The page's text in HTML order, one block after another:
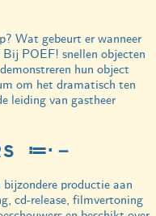
Wat gebeurt er wanneer
POEF! snellen objecten
hun object
om het dramatisch ten
leiding van gastheer
≔⋅－
productie aan
cd-release, filmvertoning